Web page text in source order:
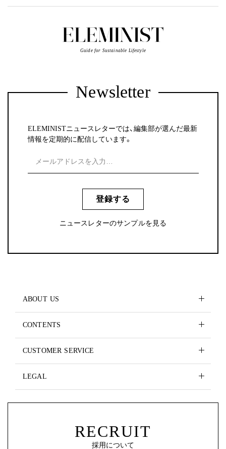
Guide for Sustainable Lifestyle
Newsletter
ELEMINISTニュースレターでは、編集部が選んだ最新
情報を定期的に配信しています。
登録する
ニュースレターのサンプルを見る
ABOUT US
CONTENTS
CUSTOMER SERVICE
LEGAL
RECRUIT
採用について